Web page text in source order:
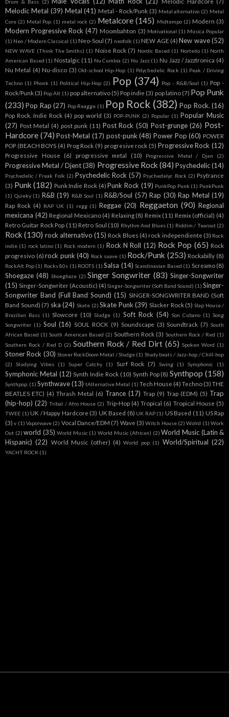
Drum & Bass (2)
Melodic Metal (39) Metal (41) Metal - Rock/Punk (3) Metal alternativo (2) Metal
Core (2) Metal Pop (1) metal rock (2) Metalcore (145) Midtempo (2) Modern (3)
Modern Progressive Rock (47) Moombahton (3) Motivational (1) Música Popular
(1) Neo / Modern Classical (1) Neo-Soul (7) neofolk (1) NEW AGE (4) New wave (52)
NEW WAVE (Think The Smiths) (1) Noise Rock (7) Nordic Based (1) Norteño (1) North
American Based (1) Nostalgic (11) Nu Cumbia (2) Nu Jazz (1) Nu Jazz / Jazztronica (4)
Nu Metal (4) Nu-disco (3) Old-school Hip-Hop (1) Pdychedelic Rock (1) Peak / Driving
Techno (1) Phonk (1) Political Hip-Hop (2) Pop (374) Pop - R&B/Soul (1) Pop -
Rock/Punk (3) Pop Alt (1) pop alternativo (5) Pop indie (3) pop latino (7) Pop Punk
(233) Pop Rap (27) Pop Reagge (1) Pop Rock (382) Pop Rock. (16)
Pop Rock. Indie Rock (4) pop world (3) POP-PUNK (2) Popular (1) Popular Music
(27) Post Metal (4) post punk (11) Post Rock (50) Post-grunge (26) Post-
Hardcore (74) Post-Metal (17) post-punk (48) Power Pop (60) POWER
POP (BEACH BOYS (4) Prog Rock (9) progresive rock (5) Progressive Rock (12)
Progressive House (6) progressive metal (10) Progressive Metal / Djen (2)
Progressive Metal / Djent (38) Progressive Rock (84) Psychedelic(14)
Psychedelic / Freak Folk (2) Psychedelic Rock (57) Psychedelyc Rock (2) Psytrance
(3) Punk (182) Punk Indie Rock (4) Punk Rock (19) PunkPop Punk (1) PunkPunk
(1) Quieky (1) R&B (19) R&B Soul (1) R&B/Soul (57) Rap (30) Rap Metal (19)
Rap Rock (4) RAP UK (1) regg (1) Reggae (20) Reggaeton (90) Regional
mexicana (42) Regional Mexicano (4) Relaxing (8) Remix (11) Remix (official) (4)
Retro Guitar Rock Pop (11) Retro Soul (10) Rhythm And Blues (1) Riddim / Tearout (2)
Rock (130) rock alternativo (15) Rock Blues (4) rock independiente (3) Rock
indie (1) rock latino (1) Rock modern (1) Rock N Roll (12) Rock Pop (65) Rock
progresivo (6) rock punk (40) Rock suave (1) Rock/Punk (253) Rockabilly (8)
RockAlt Pop (1) Rocks 80s (1) ROOTS (1) Salsa (14) Scandinavian Based (1) Screamo (8)
Shoegaze (48) Shoeghaze (2) Singer Songwriter (83) Singer-Songwriter
(15) Singer-Songwriter (Acoustic) (4) Singer-Songwriter (Soft Band Sound) (1) Singer-
Songwriter Band (Full Band Sound) (15) SINGER-SONGWRITER BAND (Soft
Band Sound) (7) ska (24) Skate (2) Skate Punk (39) Slacker Rock (5) Slap House /
Brazilian Bass (1) Slowcore (10) Sludge (1) Soft Rock (54) Son Cubano (1) Song
Songwriter (1) Soul (16) SOUL ROCK (9) Soundscape (3) Soundtrack (7) South
African Based (1) South American Based (2) Southern Rock (3) Southern Rock / Red (1)
Southern Rock / Red D (2) Southern Rock / Red Dirt (65) Spoken Word (1)
Stoner Rock (30) Stoner RockDoom Metal / Sludge (1) Study beats / Jazz-hop / Chill-hop
(2)
Studying Vibes (1) Super Catchy (1) Surf Rock (7) Swing (1) Symphonic (1)
Symphonic Metal (12) Synth Indie Rock (10) Synth Pop (8) Synthpop (158)
Synthpop. (1) Synthwave (13) tAlternative Metal (1) Tech House (4) Techno (3) THE
BEATLES ETC) (4) Thrash Metal (6) Trance (17) Trap (9) Trap (EDM) (5) Trap
(hip-hop) (22) Tribal / Afro House (2) Trip-Hop (4) Tropical (6) Tropical House (5)
TWEE (1) UK / Happy Hardcore (3) UK Based (8) UK RAP (1) US Based (11) US Rap
(3) v (1) Vaporwave (2) Vocal Dance/EDM (7) Wave (3) Witch House (2) Wolrd (1) Work
Out (2) world (35) World Music (1) World Music (African) (2) World Music (Latin &
Hispanic) (22) World Music (other) (4) World pop (1) World/Spiritual (22)
YACHT ROCK (1)